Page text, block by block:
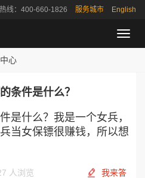
线：400-660-1826 服务城市 English
导
航
心
条件是什么？
是什么？我是一个女兵，
当女保镖很赚钱，所以想
人浏览 我来答